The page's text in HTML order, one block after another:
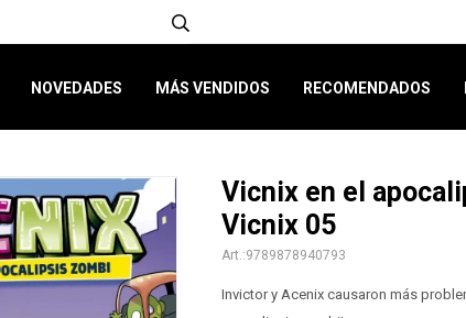
NOVEDADES MÁS VENDIDOS RECOMENDADOS
Vicnix en el
Vicnix 05
9789878940793
Invictor y Acenix causaron más